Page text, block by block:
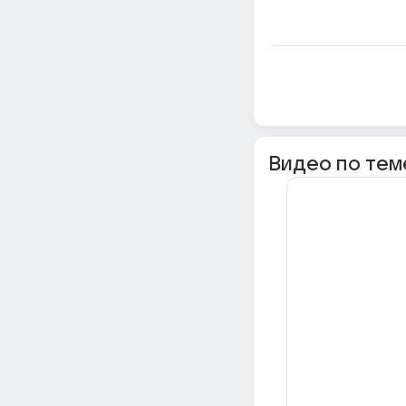
Видео по